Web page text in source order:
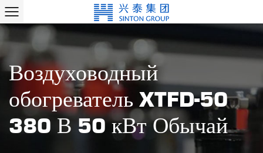
Воздуховодный
обогреватель XTFD-50
380 В 50 кВт Обычай